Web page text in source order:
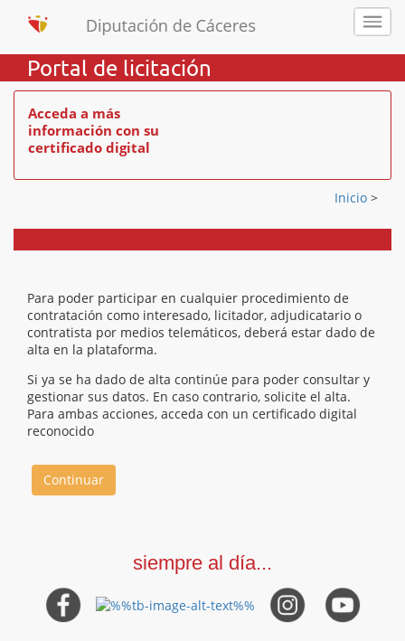
Portal de licitación
Acceda a más
información con su
certificado digital
Inicio >
Para poder participar en cualquier procedimiento de
contratación como interesado, licitador, adjudicatario o
contratista por medios telemáticos, deberá estar dado de
alta en la plataforma.
Si ya se ha dado de alta continúe para poder consultar y
gestionar sus datos. En caso contrario, solicite el alta.
Para ambas acciones, acceda con un certificado digital
reconocido
Continuar
siempre al día...